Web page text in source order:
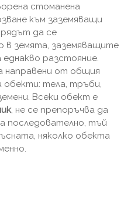
стоманена
към заземяващи
да се
в земята, заземяващите
разстояние.
направени от общия
обекти: тела, тръби,
Всеки обект е
, не се препоръчва да
последователно, тъй
няколко обекта